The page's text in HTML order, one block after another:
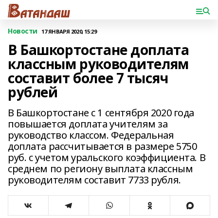
Новости 17 ЯНВАРЯ 2020, 15:29
В Башкортостане доплата
классным руководителям
составит более 7 тысяч
рублей
В Башкортостане с 1 сентября 2020 года
повышается доплата учителям за
руководство классом. Федеральная
доплата рассчитывается в размере 5750
руб. с учетом уральского коэффициента. В
среднем по региону выплата классным
руководителям составит 7733 рубля.